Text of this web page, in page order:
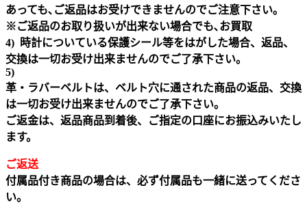
あっても､ご返品はお受けできませんのでご注意下さい｡
※ご返品のお取り扱いが出来ない場合でも､お買取
4) 時計についている保護シール等をはがした場合、返品、
交換は一切お受け出来ませんのでご了承下さい。
5)
革・ラバーベルトは、ベルト穴に通された商品の返品、交換
は一切お受け出来ませんのでご了承下さい。
ご返金は、返品商品到着後、ご指定の口座にお振込みいたし
ます。
ご返送
付属品付き商品の場合は、必ず付属品も一緒に送ってくださ
い。